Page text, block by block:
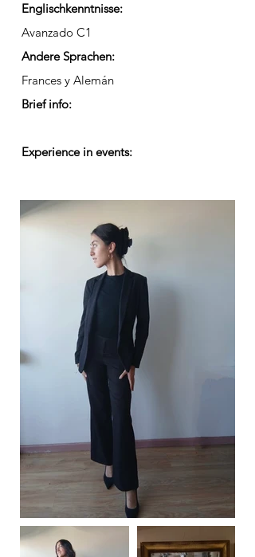
Englischkenntnisse:
Avanzado C1
Andere Sprachen:
Frances y Alemán
Brief info:
Experience in events: